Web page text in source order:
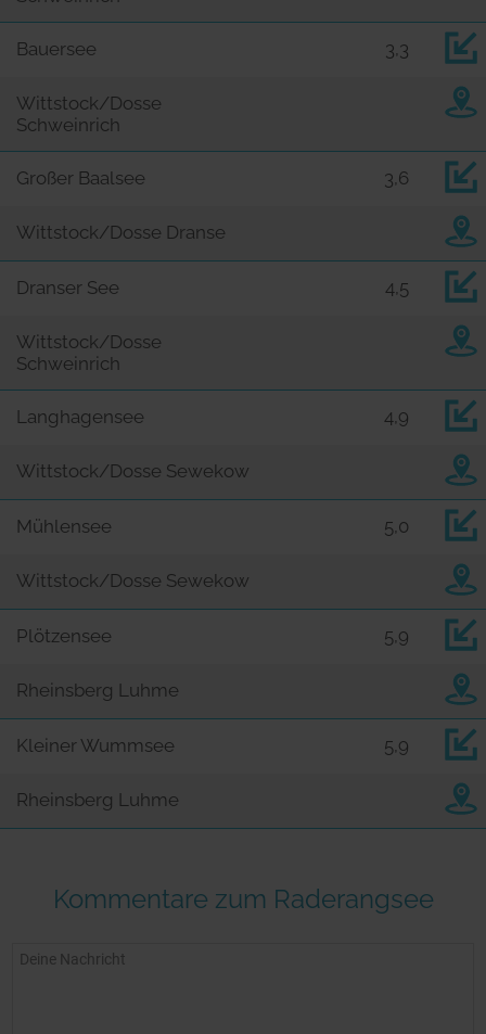
Bauersee 3,3
Wittstock/Dosse
Schweinrich
Großer Baalsee 3,6
Wittstock/Dosse Dranse
Dranser See 4,5
Wittstock/Dosse
Schweinrich
Langhagensee 4,9
Wittstock/Dosse Sewekow
Mühlensee 5,0
Wittstock/Dosse Sewekow
Plötzensee 5,9
Rheinsberg Luhme
Kleiner Wummsee 5,9
Rheinsberg Luhme
Kommentare zum Raderangsee